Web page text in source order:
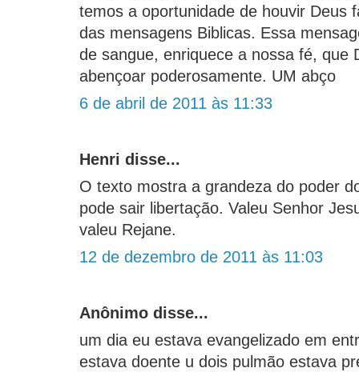
temos a oportunidade de houvir Deus
das mensagens Biblicas. Essa
de sangue, enriquece a nossa fé, que
abençoar poderosamente. UM abço
6 de abril de 2011 às 11:33
Henri disse...
O texto mostra a grandeza do poder
pode sair libertação. Valeu Senhor
valeu Rejane.
12 de dezembro de 2011 às 11:03
Anônimo disse...
um dia eu estava evangelizado em
estava doente u dois pulmão estava